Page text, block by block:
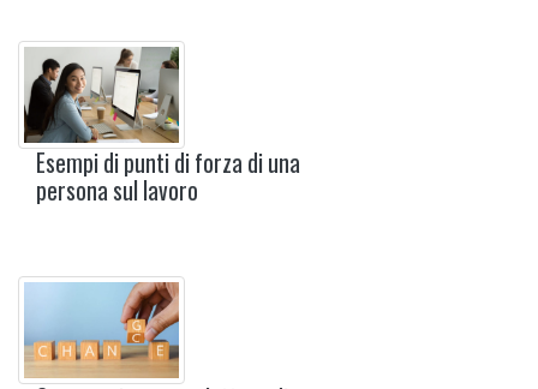
Esempi di punti di forza di una
persona sul lavoro